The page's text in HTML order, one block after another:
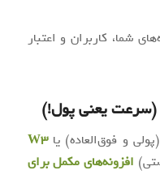
داده‌های شما، کاربران و اعتبار
یعنی پول!)
و فوق‌العاده) یاW3
افزونه‌های مکمل برای